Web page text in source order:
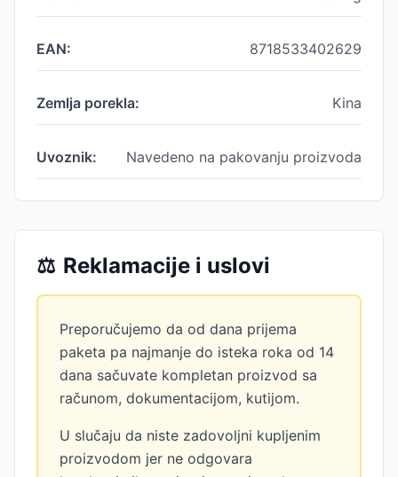
EAN: 8718533402629
Zemlja porekla: Kina
Uvoznik: Navedeno na pakovanju proizvoda
⚖️ Reklamacije i uslovi
Preporučujemo da od dana prijema
paketa pa najmanje do isteka roka od 14
dana sačuvate kompletan proizvod sa
računom, dokumentacijom, kutijom.
U slučaju da niste zadovoljni kupljenim
proizvodom jer ne odgovara